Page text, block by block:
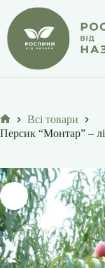
Перейти
вмісту
Головна
Всі товари
Персик “Монтар” –